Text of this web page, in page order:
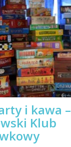
i kawa –
Klub